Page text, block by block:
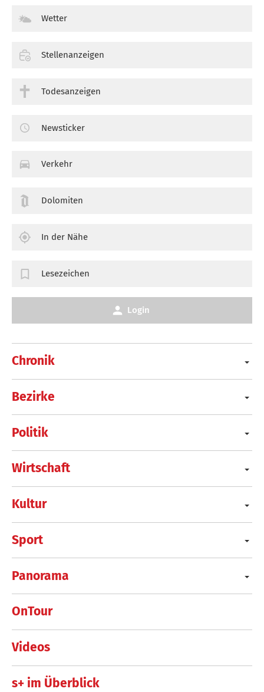
Chronik
Bezirke
Politik
Wirtschaft
Kultur
Sport
Panorama
OnTour
Videos
s+ im Überblick
Wetter
Stellenanzeigen
Todesanzeigen
Newsticker
Verkehr
Dolomiten
In der Nähe
Lesezeichen
Login